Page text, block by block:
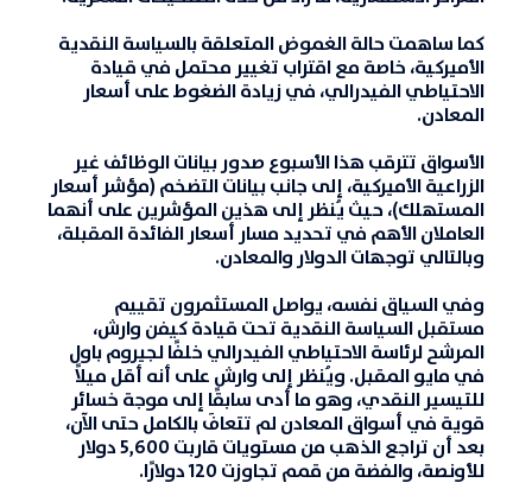
كما ساهمت حالة الغموض المتعلقة بالسياسة النقدية
الأميركية، خاصة مع اقتراب تغيير محتمل في قيادة
الاحتياطي الفيدرالي، في زيادة الضغوط على أسعار
المعادن.
الأسواق تترقب هذا الأسبوع صدور بيانات الوظائف غير
الزراعية الأميركية، إلى جانب بيانات التضخم (مؤشر أسعار
المستهلك)، حيث يُنظر إلى هذين المؤشرين على أنهما
العاملان الأهم في تحديد مسار أسعار الفائدة المقبلة،
وبالتالي توجهات الدولار والمعادن.
وفي السياق نفسه، يواصل المستثمرون تقييم
مستقبل السياسة النقدية تحت قيادة كيفن وارش،
المرشح لرئاسة الاحتياطي الفيدرالي خلفًا لجيروم باول
في مايو المقبل. ويُنظر إلى وارش على أنه أقل ميلاً
للتيسير النقدي، وهو ما أدى سابقًا إلى موجة خسائر
قوية في أسواق المعادن لم تتعافَ بالكامل حتى الآن،
بعد أن تراجع الذهب من مستويات قاربت 5,600 دولار
للأونصة، والفضة من قمم تجاوزت 120 دولارًا.